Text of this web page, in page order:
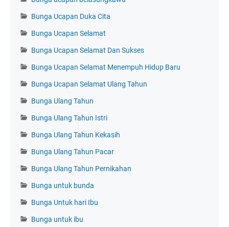
Bunga Ucapan Duka Cita
Bunga Ucapan Selamat
Bunga Ucapan Selamat Dan Sukses
Bunga Ucapan Selamat Menempuh Hidup Baru
Bunga Ucapan Selamat Ulang Tahun
Bunga Ulang Tahun
Bunga Ulang Tahun Istri
Bunga Ulang Tahun Kekasih
Bunga Ulang Tahun Pacar
Bunga Ulang Tahun Pernikahan
Bunga untuk bunda
Bunga Untuk hari Ibu
Bunga untuk ibu